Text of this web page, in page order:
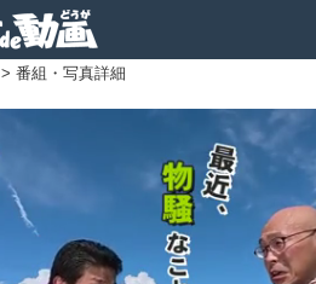
> 番組・写真詳細